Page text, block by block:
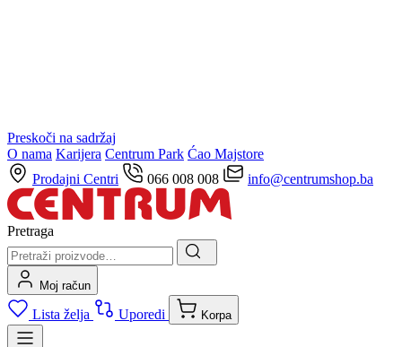
Preskoči na sadržaj
O nama Karijera Centrum Park Ćao Majstore
Prodajni Centri
066 008 008 info@centrumshop.ba
Pretraga
Moj račun
Lista želja Uporedi Korpa